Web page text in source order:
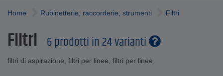
Home Rubinetterie, raccorderie, strumenti Filtri
Filtri 6 prodotti in 24 varianti
filtri di aspirazione, filtri per linee, filtri per linee